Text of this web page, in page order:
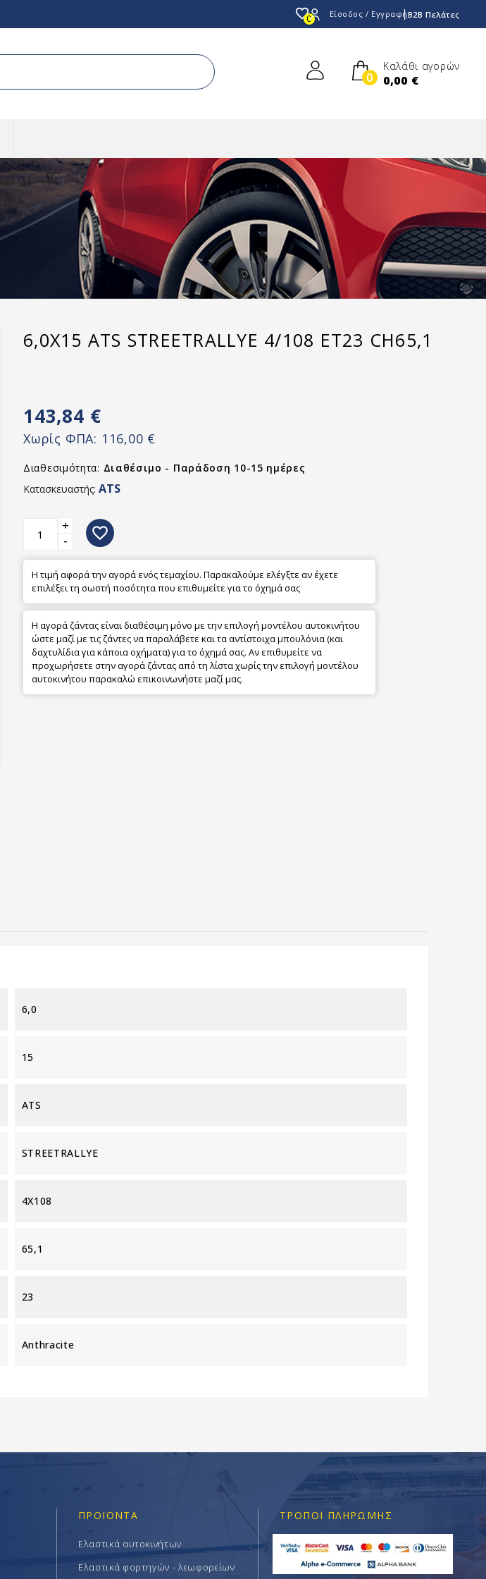
favorite_border0 Είσοδος / ΕγγραφήB2B Πελάτες
0
Καλάθι αγορών
0,00 €
6,0X15 ATS STREETRALLYE 4/108 ET23 CH65,1
143,84 €
Χωρίς ΦΠΑ: 116,00 €
Διαθεσιμότητα: Διαθέσιμο - Παράδοση 10-15 ημέρες
Κατασκευαστής: ATS
+
-
favorite_border
Η τιμή αφορά την αγορά ενός τεμαχίου. Παρακαλούμε ελέγξτε αν έχετε
επιλέξει τη σωστή ποσότητα που επιθυμείτε για το όχημά σας
Η αγορά ζάντας είναι διαθέσιμη μόνο με την επιλογή μοντέλου αυτοκινήτου
ώστε μαζί με τις ζάντες να παραλάβετε και τα αντίστοιχα μπουλόνια (και
δαχτυλίδια για κάποια οχήματα) για το όχημά σας. Αν επιθυμείτε να
προχωρήσετε στην αγορά ζάντας από τη λίστα χωρίς την επιλογή μοντέλου
αυτοκινήτου παρακαλώ επικοινωνήστε μαζί μας.
6,0
15
ATS
STREETRALLYE
4X108
65,1
23
Anthracite
ΠΡΟΪΟΝΤΑ
Ελαστικά αυτοκινήτων
Ελαστικά φορτηγών - λεωφορείων
ΤΡΌΠΟΙ ΠΛΗΡΩΜΉΣ